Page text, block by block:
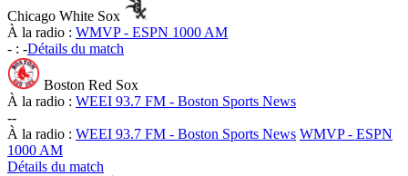
Chicago White Sox
À la radio : WMVP - ESPN 1000 AM
- : -Détails du match
Boston Red Sox
À la radio : WEEI 93.7 FM - Boston Sports News
--
À la radio : WEEI 93.7 FM - Boston Sports News WMVP - ESPN
1000 AM
Détails du match